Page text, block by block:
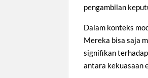
pengambilan
Dalam konteks
Mereka bisa saja
signifikan
antara kekuasaan